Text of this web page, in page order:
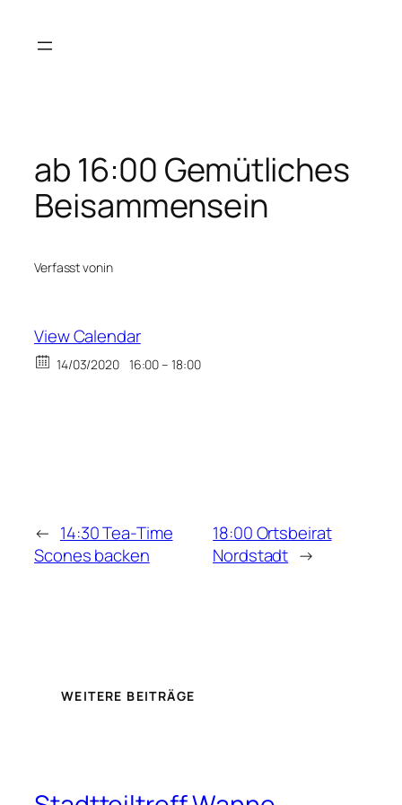
Inhalt
ab 16:00 Gemütliches
Beisammensein
Verfasst vonin
View Calendar
14/03/2020 16:00 – 18:00
← 14:30 Tea-Time
Scones backen
18:00 Ortsbeirat
Nordstadt →
WEITERE BEITRÄGE